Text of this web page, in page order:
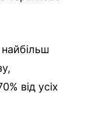
від усіх